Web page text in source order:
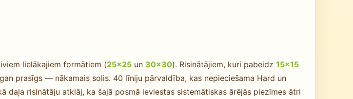
lielākajiem formātiem (25×25un 30×30). Risinātājiem, kuri pabeidz 15×15
prasīgs — nākamais solis. 40 līniju pārvaldība, kas nepieciešama Hard un
risinātāju atklāj, ka šajā posmā ieviestas sistemātiskas ārējās piezīmes ātri